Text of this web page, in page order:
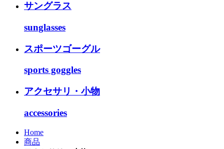
サングラス
sunglasses
スポーツゴーグル
sports goggles
アクセサリ・小物
accessories
Home
商品